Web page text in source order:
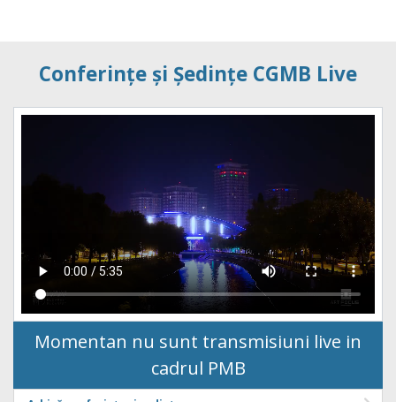
Conferințe și Ședințe CGMB Live
Momentan nu sunt transmisiuni live in
cadrul PMB